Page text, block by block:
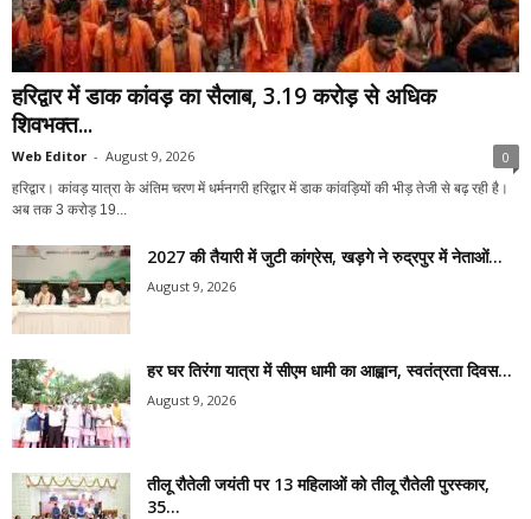
हरिद्वार में डाक कांवड़ का सैलाब, 3.19 करोड़ से अधिक
शिवभक्त...
Web Editor - August 9, 2026 0
हरिद्वार। कांवड़ यात्रा के अंतिम चरण में धर्मनगरी हरिद्वार में डाक कांवड़ियों की भीड़ तेजी से बढ़ रही है।
अब तक 3 करोड़ 19...
2027 की तैयारी में जुटी कांग्रेस, खड़गे ने रुद्रपुर में नेताओं...
August 9, 2026
हर घर तिरंगा यात्रा में सीएम धामी का आह्वान, स्वतंत्रता दिवस...
August 9, 2026
तीलू रौतेली जयंती पर 13 महिलाओं को तीलू रौतेली पुरस्कार,
35...